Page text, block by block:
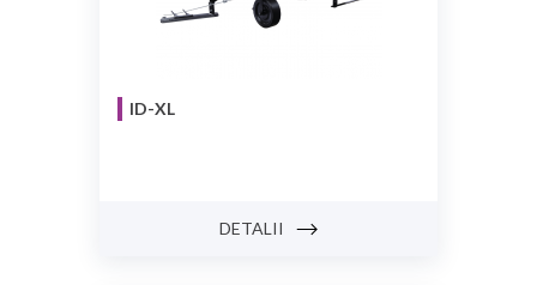
ID-XL
DETALII